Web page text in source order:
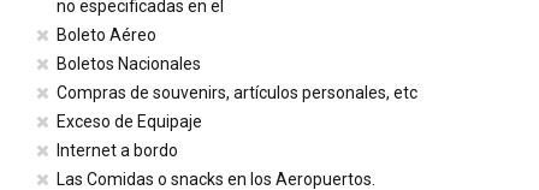
no especificadas en el
Boleto Aéreo
Boletos Nacionales
Compras de souvenirs, artículos personales, etc
Exceso de Equipaje
Internet a bordo
Las Comidas o snacks en los Aeropuertos.